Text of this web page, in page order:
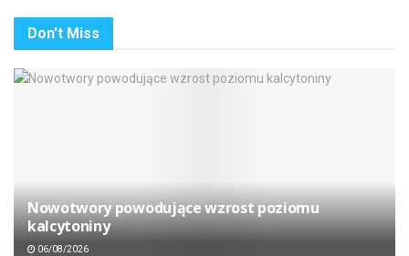
Don't Miss
Nowotwory powodujące wzrost poziomu
kalcytoniny
06/08/2026